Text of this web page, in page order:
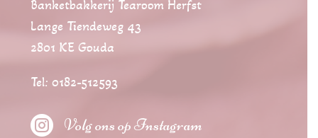
Banketbakkerij Tearoom Herfst
Lange Tiendeweg 43
2801 KE Gouda
Tel: 0182-512593
 Volg ons op Instagram